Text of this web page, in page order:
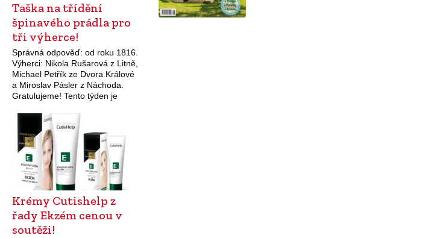
Taška na třídění
špinavého prádla pro
tři výherce!
Správná odpověď: od roku 1816.
Výherci: Nikola Rušarová z Litně,
Michael Petřík ze Dvora Králové
a Miroslav Pásler z Náchoda.
Gratulujeme! Tento týden je
třídění špinavého prádla od
Krémy Cutishelp z
řady Ekzém cenou v
soutěži!